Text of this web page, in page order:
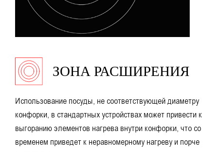
ЗОНА РАСШИРЕНИЯ
Использование посуды, не соответствующей диаметру
конфорки, в стандартных устройствах может привести к
выгоранию элементов нагрева внутри конфорки, что со
временем приведет к неравномерному нагреву и порче